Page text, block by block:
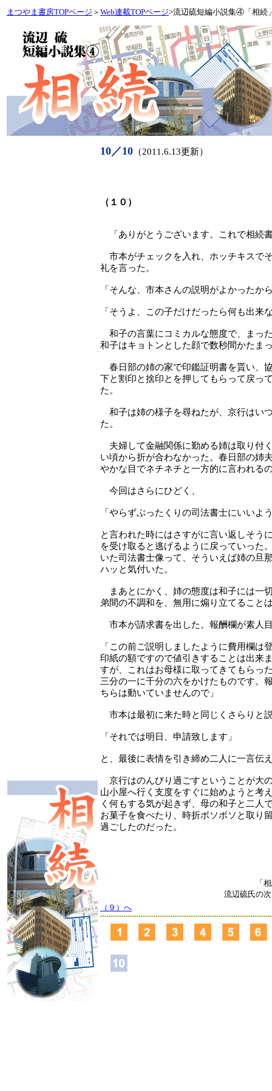
まつやま書房TOPページ ＞ Web連載TOPページ>流辺硫短編小説集④「相続
10／10 （2011.6.13更新）
（１０）
「ありがとうございます。これで相続
市本がチェックを入れ、ホッチキスで
礼を言った。
「そんな、市本さんの説明がよかったか
「そうよ、この子だけだったら何も出来
和子の言葉にコミカルな態度で、まっ
和子はキョトンとした顔で数秒間かたま
春日部の姉の家で印鑑証明書を貰い、
下と割印と捨印とを押してもらって戻っ
た。
和子は姉の様子を尋ねたが、京行はい
た。
夫婦して金融関係に勤める姉は取り付
い頃から折が合わなかった。春日部の姉
やかな目でネチネチと一方的に言われる
今回はさらにひどく、
「やらずぶったくりの司法書士にいいよ
と言われた時にはさすがに言い返しそう
を受け取ると逃げるように戻っていった
いた司法書士像って、そういえば姉の旦
ハッと気付いた。
まあとにかく、姉の態度は和子には一
弟間の不調和を、無用に煽り立てること
市本が請求書を出した。報酬欄が素人
「この前ご説明しましたように費用欄は
印紙の額ですので値引きすることは出来
すが、これはお母様に取ってきてもらっ
三分の一に千分の六をかけたものです。
ちらは動いていませんので」
市本は最初に来た時と同じくさらりと
「それでは明日、申請致します」
と、最後に表情を引き締め二人に一言伝
京行はのんびり過ごすということが大
山小屋へ行く支度をすぐに始めようと考
く何もする気が起きず、母の和子と二人
お菓子を食べたり、時折ボソボソと取り
過ごしたのだった。
「
流辺硫氏の
（９）へ